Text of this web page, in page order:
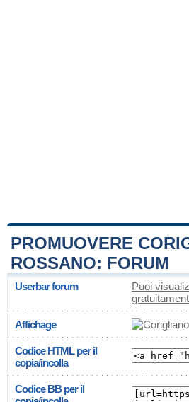
PROMUOVERE
ROSSANO: FORUM
Userbar forum
Puoi
Affichage
Codice HTML per il
copia/incolla
Codice BB per il